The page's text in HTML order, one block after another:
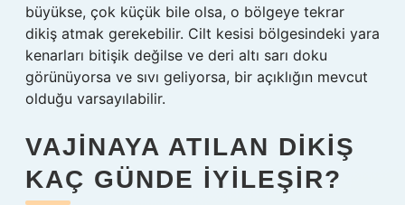
büyükse, çok küçük bile olsa, o bölgeye tekrar
dikiş atmak gerekebilir. Cilt kesisi bölgesindeki yara
kenarları bitişik değilse ve deri altı sarı doku
görünüyorsa ve sıvı geliyorsa, bir açıklığın mevcut
olduğu varsayılabilir.
VAJINAYA ATILAN DIKIŞ
KAÇ GÜNDE IYILEŞIR?